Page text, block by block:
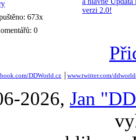
673x
0
DDWorld.cz www.twitter.com/
2026, Jan